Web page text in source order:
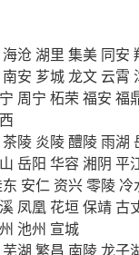
海沧 湖里 集美 同安
南安 芗城龙文 云霄
周宁 柘荣 福安 福
茶陵 炎陵醴陵雨湖
岳阳 华容湘阴 平
安仁 资兴零陵 冷
凤凰 花垣保靖古
池州 宣城
芜湖 繁昌 南陵龙子